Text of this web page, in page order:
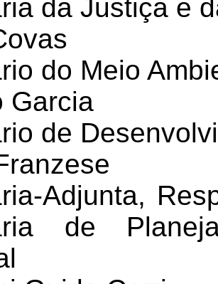
da Justiça e
do Meio
Garcia
de
Adjunta,
de